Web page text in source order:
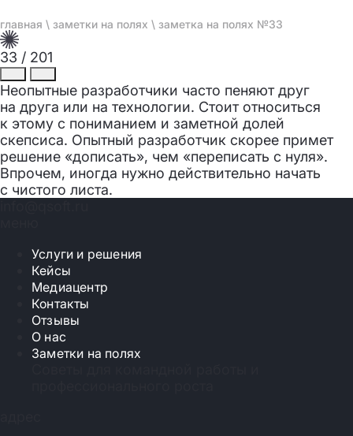
главная \ заметки на полях \ заметка на полях №33
33 / 201
Неопытные разработчики часто пеняют друг
на друга или на технологии. Стоит относиться
к этому с пониманием и заметной долей
скепсиса. Опытный разработчик скорее примет
решение «дописать», чем «переписать с нуля».
Впрочем, иногда нужно действительно начать
с чистого листа.
Услуги и решения
Кейсы
Медиацентр
Контакты
Отзывы
О нас
Заметки на полях